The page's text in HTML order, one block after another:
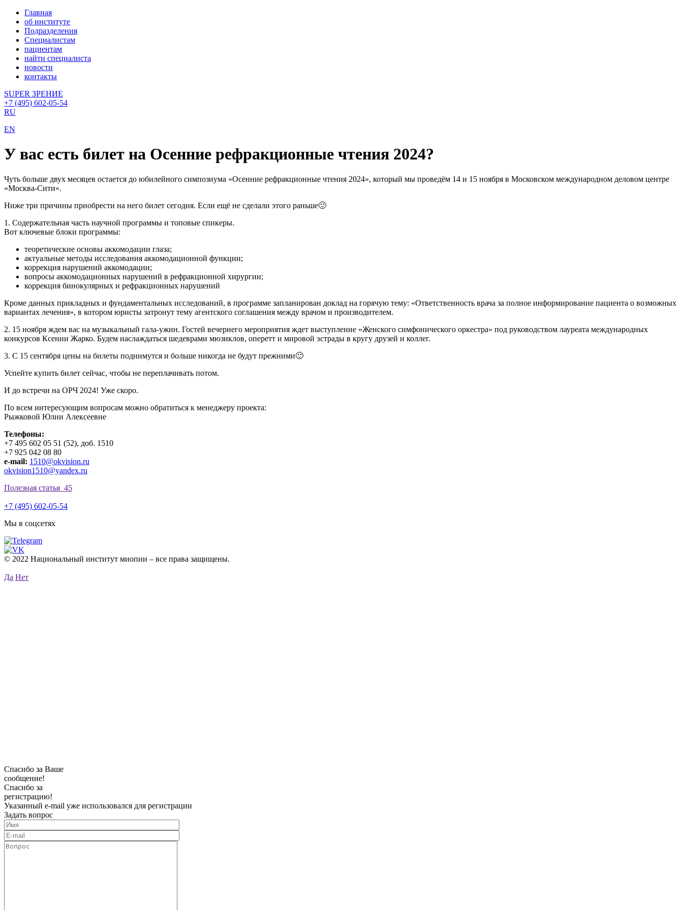
Главная
об институте
Подразделения
Специалистам
пациентам
найти специалиста
новости
контакты
SUPER ЗРЕНИЕ
+7 (495) 602-05-54
RU
EN
У вас есть билет на Осенние рефракционные чтения 2024?
Чуть больше двух месяцев остается до юбилейного симпозиума «Осенние рефракционные чтения 2024», который мы проведём 14 и 15 ноября в Московском международном деловом центре
«Москва-Сити».
Ниже три причины приобрести на него билет сегодня. Если ещё не сделали этого раньше🙂
1. Содержательная часть научной программы и топовые спикеры.
Вот ключевые блоки программы:
теоретические основы аккомодации глаза;
актуальные методы исследования аккомодационной функции;
коррекция нарушений аккомодации;
вопросы аккомодационных нарушений в рефракционной хирургии;
коррекция бинокулярных и рефракционных нарушений
Кроме данных прикладных и фундаментальных исследований, в программе запланирован доклад на горячую тему: «Ответственность врача за полное информирование пациента о возможных
вариантах лечения», в котором юристы затронут тему агентского соглашения между врачом и производителем.
2. 15 ноября ждем вас на музыкальный гала-ужин. Гостей вечернего мероприятия ждет выступление «Женского симфонического оркестра» под руководством лауреата международных
конкурсов Ксении Жарко. Будем наслаждаться шедеврами мюзиклов, оперетт и мировой эстрады в кругу друзей и коллег.
3. С 15 сентября цены на билеты поднимутся и больше никогда не будут прежними🙂
Успейте купить билет сейчас, чтобы не переплачивать потом.
И до встречи на ОРЧ 2024! Уже скоро.
По всем интересующим вопросам можно обратиться к менеджеру проекта:
Рыжковой Юлии Алексеевне
Телефоны:
+7 495 602 05 51 (52), доб. 1510
+7 925 042 08 80
e-mail: 1510@okvision.ru
okvision1510@yandex.ru
Полезная статья 45
+7 (495) 602-05-54
Мы в соцсетях
© 2022 Национальный институт миопии – все права защищены.
Да Нет
Спасибо за Ваше
сообщение!
Спасибо за
регистрацию!
Указанный e-mail уже использовался для регистрации
Задать вопрос